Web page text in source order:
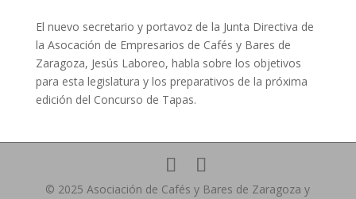
El nuevo secretario y portavoz de la Junta Directiva de
la Asocación de Empresarios de Cafés y Bares de
Zaragoza, Jesús Laboreo, habla sobre los objetivos
para esta legislatura y los preparativos de la próxima
edición del Concurso de Tapas.
© 2025 Asociación de Cafés y Bares de Zaragoza y